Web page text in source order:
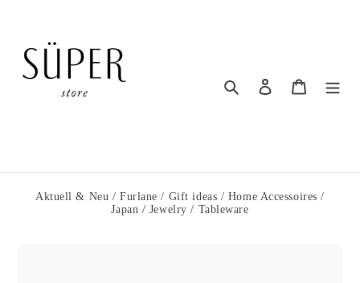
Suchen EinloggenWarenkorb
Aktuell & Neu / Furlane / Gift ideas / Home Accessoires /
Japan / Jewelry / Tableware